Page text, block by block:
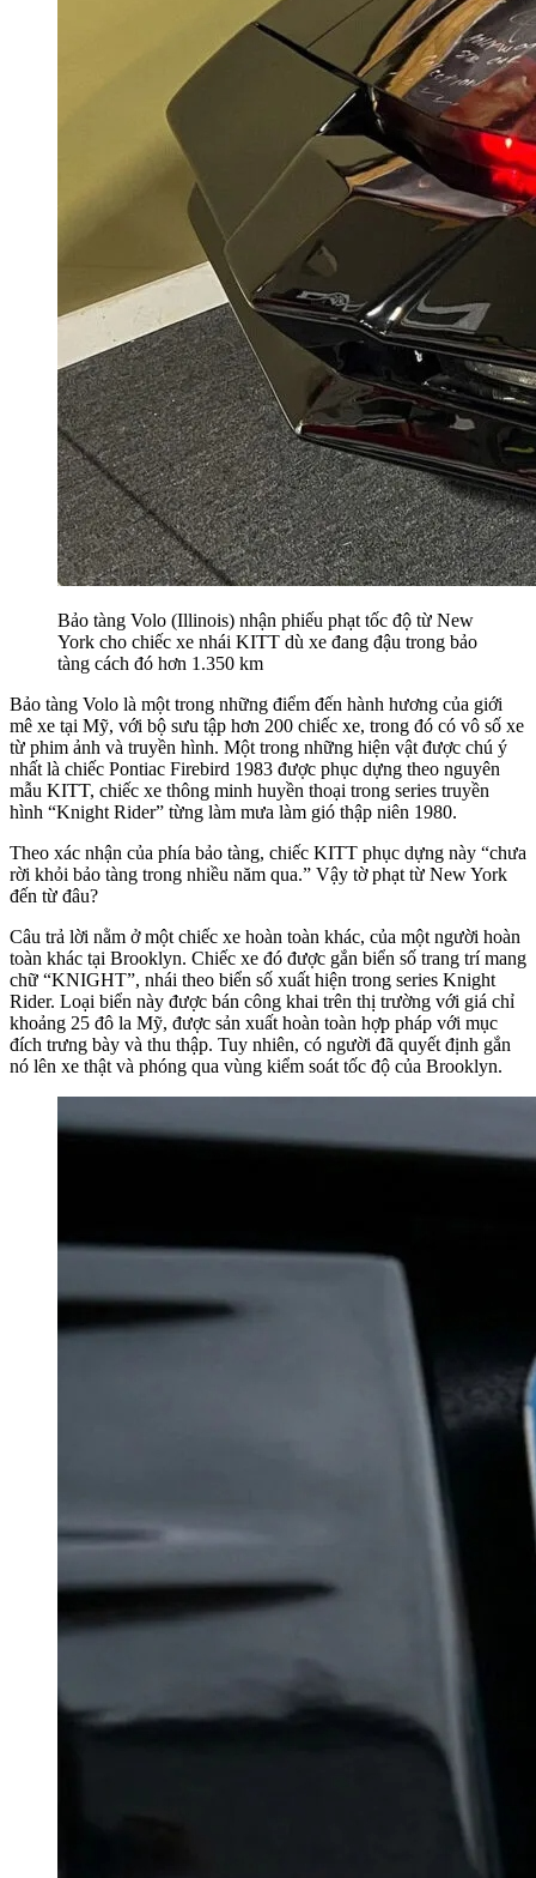
Bảo tàng Volo (Illinois) nhận phiếu phạt tốc độ từ New
York cho chiếc xe nhái KITT dù xe đang đậu trong bảo
tàng cách đó hơn 1.350 km
Bảo tàng Volo là một trong những điểm đến hành hương của giới
mê xe tại Mỹ, với bộ sưu tập hơn 200 chiếc xe, trong đó có vô số xe
từ phim ảnh và truyền hình. Một trong những hiện vật được chú ý
nhất là chiếc Pontiac Firebird 1983 được phục dựng theo nguyên
mẫu KITT, chiếc xe thông minh huyền thoại trong series truyền
hình “Knight Rider” từng làm mưa làm gió thập niên 1980.
Theo xác nhận của phía bảo tàng, chiếc KITT phục dựng này “chưa
rời khỏi bảo tàng trong nhiều năm qua.” Vậy tờ phạt từ New York
đến từ đâu?
Câu trả lời nằm ở một chiếc xe hoàn toàn khác, của một người hoàn
toàn khác tại Brooklyn. Chiếc xe đó được gắn biển số trang trí mang
chữ “KNIGHT”, nhái theo biển số xuất hiện trong series Knight
Rider. Loại biển này được bán công khai trên thị trường với giá chỉ
khoảng 25 đô la Mỹ, được sản xuất hoàn toàn hợp pháp với mục
đích trưng bày và thu thập. Tuy nhiên, có người đã quyết định gắn
nó lên xe thật và phóng qua vùng kiểm soát tốc độ của Brooklyn.